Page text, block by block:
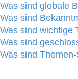
Was sind globale
Was sind
Was sind wichtige
Was sind
Was sind